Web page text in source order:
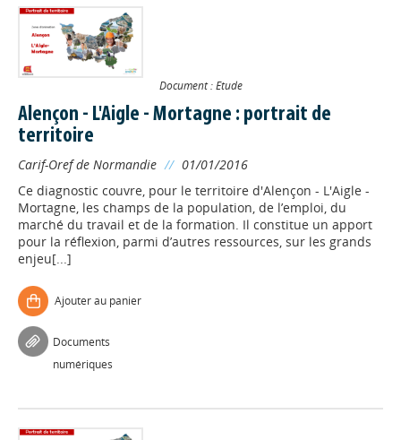
Document : Etude
Alençon - L'Aigle - Mortagne : portrait de
territoire
Carif-Oref de Normandie // 01/01/2016
Ce diagnostic couvre, pour le territoire d'Alençon - L'Aigle -
Mortagne, les champs de la population, de l’emploi, du
marché du travail et de la formation. Il constitue un apport
pour la réflexion, parmi d’autres ressources, sur les grands
enjeu[...]
Ajouter au panier
Documents
numériques